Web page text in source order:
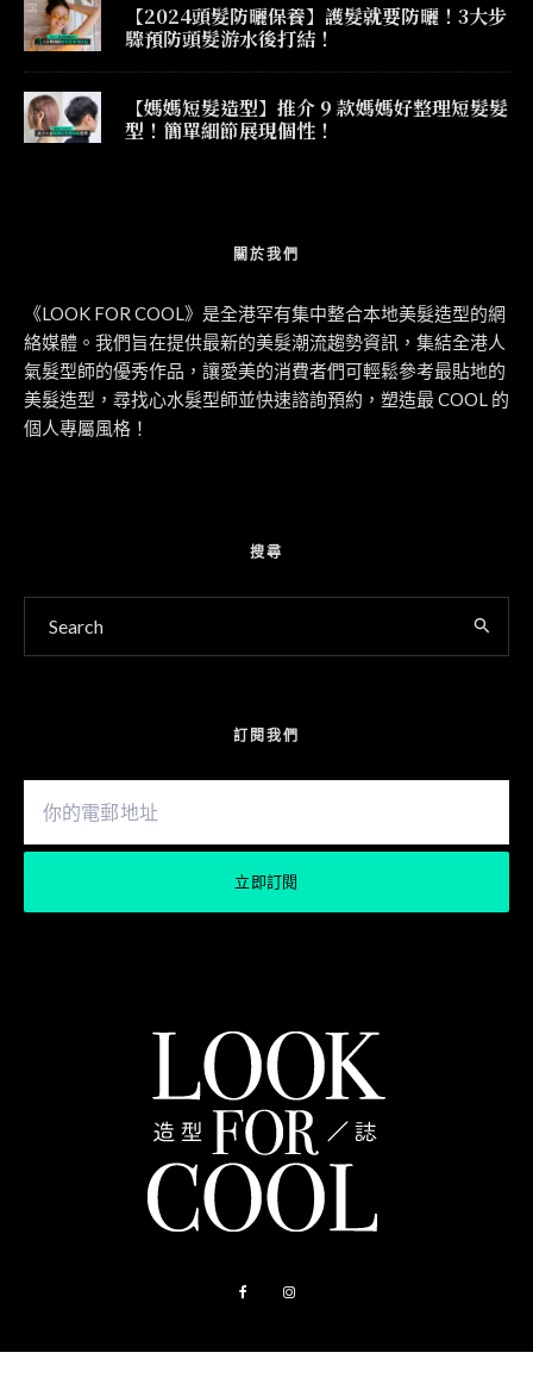
【2024頭髮防曬保養】護髮就要防曬！3大步
驟預防頭髮游水後打結！
【媽媽短髮造型】推介 9 款媽媽好整理短髮髮
型！簡單細節展現個性！
關於我們
《LOOK FOR COOL》是全港罕有集中整合本地美髮造型的網
絡媒體。我們旨在提供最新的美髮潮流趨勢資訊，集結全港人
氣髮型師的優秀作品，讓愛美的消費者們可輕鬆參考最貼地的
美髮造型，尋找心水髮型師並快速諮詢預約，塑造最 COOL 的
個人專屬風格！
搜尋
訂閱我們